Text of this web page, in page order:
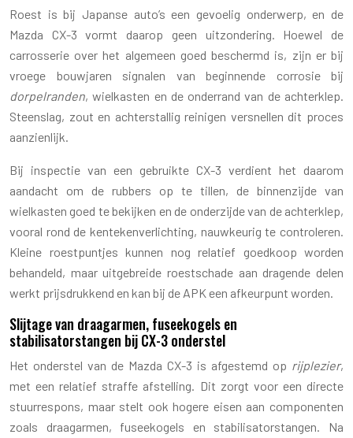
Roest is bij Japanse auto’s een gevoelig onderwerp, en de
Mazda CX-3 vormt daarop geen uitzondering. Hoewel de
carrosserie over het algemeen goed beschermd is, zijn er bij
vroege bouwjaren signalen van beginnende corrosie bij
dorpelranden, wielkasten en de onderrand van de achterklep.
Steenslag, zout en achterstallig reinigen versnellen dit proces
aanzienlijk.
Bij inspectie van een gebruikte CX-3 verdient het daarom
aandacht om de rubbers op te tillen, de binnenzijde van
wielkasten goed te bekijken en de onderzijde van de achterklep,
vooral rond de kentekenverlichting, nauwkeurig te controleren.
Kleine roestpuntjes kunnen nog relatief goedkoop worden
behandeld, maar uitgebreide roestschade aan dragende delen
werkt prijsdrukkend en kan bij de APK een afkeurpunt worden.
Slijtage van draagarmen, fuseekogels en
stabilisatorstangen bij CX-3 onderstel
Het onderstel van de Mazda CX-3 is afgestemd op rijplezier,
met een relatief straffe afstelling. Dit zorgt voor een directe
stuurrespons, maar stelt ook hogere eisen aan componenten
zoals draagarmen, fuseekogels en stabilisatorstangen. Na